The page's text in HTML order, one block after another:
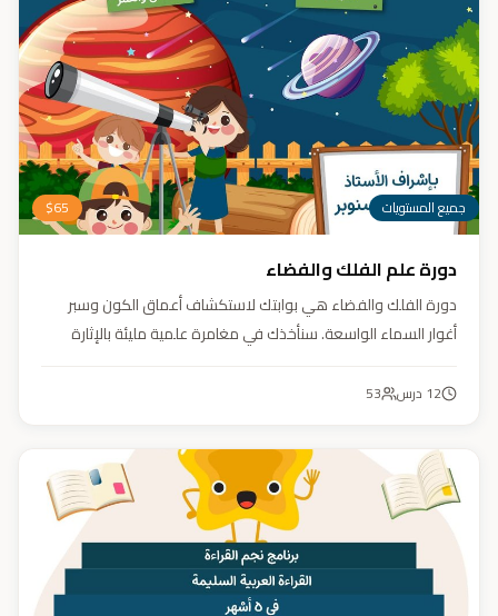
جميع المستويات $65
دورة علم الفلك والفضاء
دورة الفلك والفضاء هي بوابتك لاستكشاف أعماق الكون وسبر
أغوار السماء الواسعة. سنأخذك في مغامرة علمية مليئة بالإثارة
عقلك وتثري خيالك، لتمنحك رؤية جديدة للكون وتفتح لك آفاقاً لا
12 درس 53